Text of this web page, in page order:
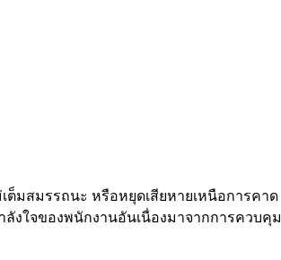
มสมรรถนะ หรือหยุดเสียหายเหนือการคาด
ใจของพนักงานอันเนื่องมาจากการควบคุม